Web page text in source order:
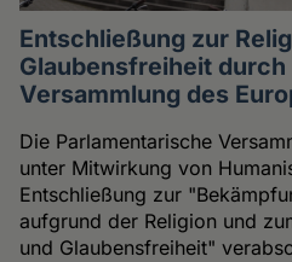
Entschließung zur
Glaubensfreiheit
Versammlung des
Die Parlamentarische
unter Mitwirkung von
Entschließung zur
aufgrund der Religion und
und Glaubensfreiheit"